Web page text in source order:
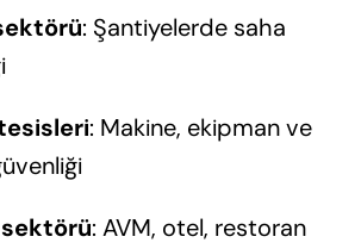
: Şantiyelerde saha
: Makine, ekipman ve
: AVM, otel, restoran